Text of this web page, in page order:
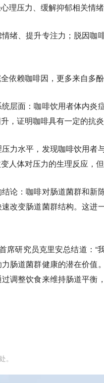
理压力、缓解抑郁相关情绪
绪、提升专注力；脱因咖
依赖咖啡因 ，更多来自多
层面：咖啡饮用者体内炎
，证明咖啡具有一定的抗炎
力水平，发现咖啡饮用者
人体对压力的生理反应，
论：咖啡对肠道菌群和新
改变肠道菌群结构。这进
席研究员克里安总结道：“
肠道菌群健康的潜在价值
调整饮食来维持肠道平衡